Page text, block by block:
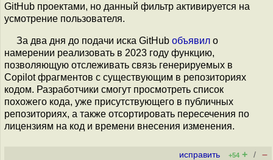
GitHub проектами, но данный фильтр активируется на
усмотрение пользователя.
За два дня до подачи иска GitHub объявил о
намерении реализовать в 2023 году функцию,
позволяющую отслеживать связь генерируемых в
Copilot фрагментов с существующим в репозиториях
кодом. Разработчики смогут просмотреть список
похожего кода, уже присутствующего в публичных
репозиториях, а также отсортировать пересечения по
лицензиям на код и времени внесения изменения.
исправить +54 + / –